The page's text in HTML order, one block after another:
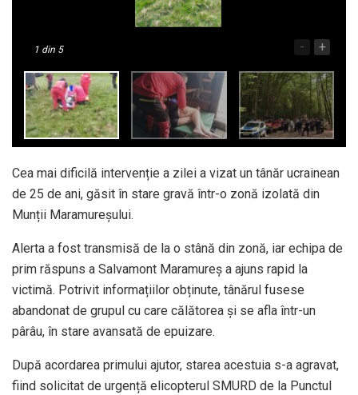
1 din 5 - +
Cea mai dificilă intervenție a zilei a vizat un tânăr ucrainean
de 25 de ani, găsit în stare gravă într-o zonă izolată din
Munții Maramureșului.
Alerta a fost transmisă de la o stână din zonă, iar echipa de
prim răspuns a Salvamont Maramureș a ajuns rapid la
victimă. Potrivit informațiilor obținute, tânărul fusese
abandonat de grupul cu care călătorea și se afla într-un
pârâu, în stare avansată de epuizare.
După acordarea primului ajutor, starea acestuia s-a agravat,
fiind solicitat de urgență elicopterul SMURD de la Punctul